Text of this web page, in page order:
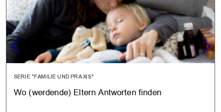
SERIE "FAMILIE UND PRAXIS"
Wo (werdende) Eltern Antworten finden